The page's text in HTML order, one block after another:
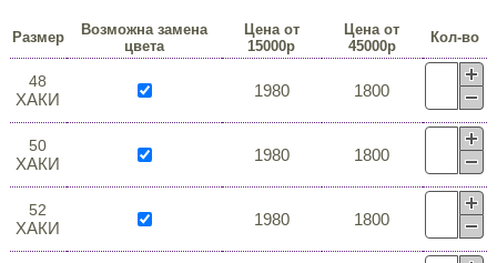
Размер
Возможна замена
цвета
Цена от
15000р
Цена от
45000р
Кол-во
48
ХАКИ 1980 1800
50
ХАКИ 1980 1800
52
ХАКИ 1980 1800